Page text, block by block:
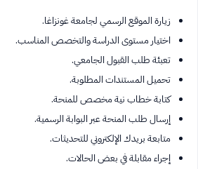
زيارة الموقع الرسمي لجامعة غونزاغا.
اختيار مستوى الدراسة والتخصص المناسب.
تعبئة طلب القبول الجامعي.
تحميل المستندات المطلوبة.
كتابة خطاب نية مخصص للمنحة.
إرسال طلب المنحة عبر البوابة الرسمية.
متابعة بريدك الإلكتروني للتحديثات.
إجراء مقابلة في بعض الحالات.